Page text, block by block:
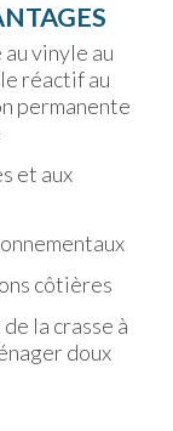
vinyle au
réactif au
permanente
et aux
côtières
la crasse à
doux